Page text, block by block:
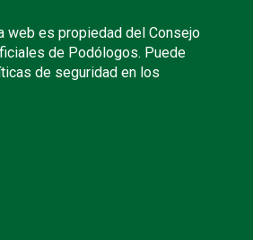
web es propiedad del Consejo
de Podólogos. Puede
de seguridad en los